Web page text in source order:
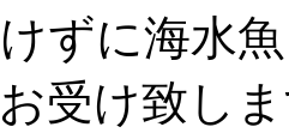
ずに海水
受け致し